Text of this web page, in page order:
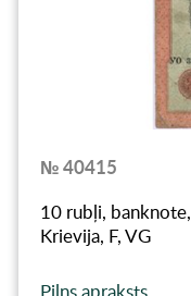
№ 40415
10 rubļi,
Krievija, F, VG